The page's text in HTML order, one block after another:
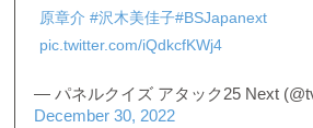
原章介 #沢木美佳子#BSJapanext
pic.twitter.com/iQdkcfKWj4
— パネルクイズ アタック25 Next
December 30, 2022